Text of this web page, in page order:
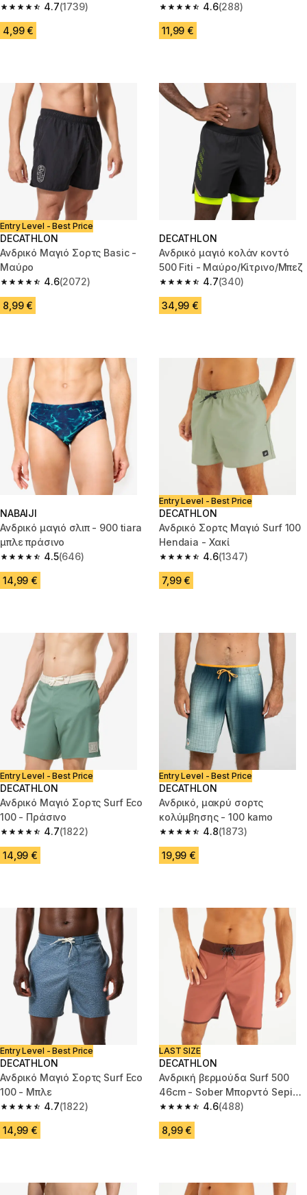
4.7
4.7 out of 5 stars from 1739 reviews
(1739)
4,99 €
4.6
4.6 out of 5 stars from 288
(288)
11,99 €
Entry Level - Best Price
DECATHLON
Ανδρικό Μαγιό Σορτς Basic -
Μαύρο
4.6
4.6 out of 5 stars from 2072 reviews
(2072)
8,99 €
DECATHLON
Ανδρικό μαγιό κολάν κοντό
500 Fiti - Μαύρο/Κίτρινο/Μπεζ
4.7
4.7 out of 5 stars from 340
(340)
34,99 €
NABAIJI
Ανδρικό μαγιό σλιπ - 900 tiara
μπλε πράσινο
4.5
4.5 out of 5 stars from 646 reviews
(646)
14,99 €
Entry Level - Best Price
DECATHLON
Ανδρικό Σορτς Μαγιό Surf 100
Hendaia - Χακί
4.6
4.6 out of 5 stars from 1347
(1347)
7,99 €
Entry Level - Best Price
DECATHLON
Ανδρικό Μαγιό Σορτς Surf Eco
100 - Πράσινο
4.7
4.7 out of 5 stars from 1822 reviews
(1822)
14,99 €
Entry Level - Best Price
DECATHLON
Ανδρικό, μακρύ σορτς
κολύμβησης - 100 kamo
4.8
4.8 out of 5 stars from 1873
(1873)
19,99 €
Entry Level - Best Price
DECATHLON
Ανδρικό Μαγιό Σορτς Surf Eco
100 - Μπλε
4.7
4.7 out of 5 stars from 1822 reviews
(1822)
14,99 €
LAST SIZE
DECATHLON
Ανδρική βερμούδα Surf 500
46cm - Sober Μπορντό Sepia
Καφέρ
4.6
4.6 out of 5 stars from 488
(488)
8,99 €